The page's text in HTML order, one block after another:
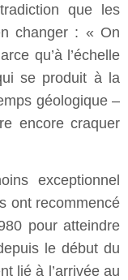
que les
changer : « On
qu’à l’échelle
se produit à la
géologique –
encore craquer
exceptionnel
ont recommencé
pour atteindre
le début du
lié à l’arrivée au